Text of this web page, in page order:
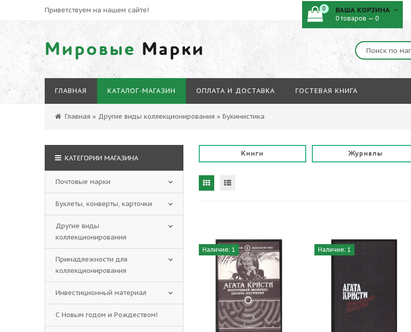
Приветствуем на нашем сайте!
Мировые Марки
0 ВАША КОРЗИНА
0 товаров — 0
ГЛАВНАЯ КАТАЛОГ-МАГАЗИН ОПЛАТА И ДОСТАВКА ГОСТЕВАЯ КНИГА
Главная » Другие виды коллекционирования » Букинистика
Книги Журналы
Наличие: 1 Наличие: 1
КАТЕГОРИИ МАГАЗИНА
Почтовые марки
Буклеты, конверты, карточки
Другие виды
коллекционирования
Принадлежности для
коллекционирования
Инвестиционный материал
С Новым годом и Рождеством!